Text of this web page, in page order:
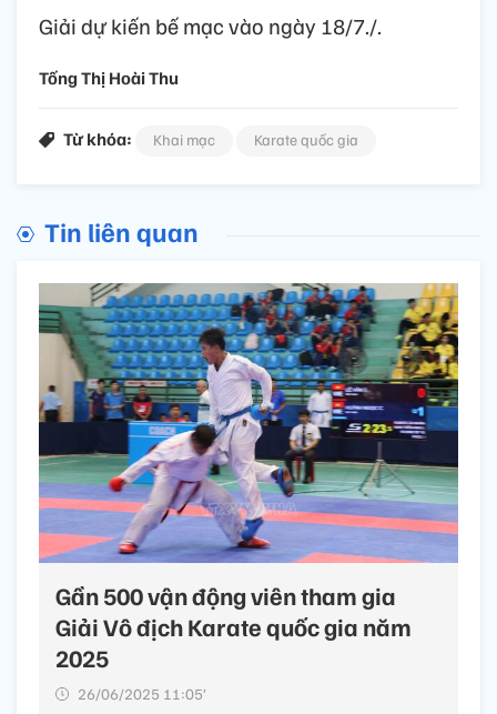
Giải dự kiến bế mạc vào ngày 18/7./.
Tống Thị Hoài Thu
Từ khóa: Khai mạc Karate quốc gia
Tin liên quan
Gần 500 vận động viên tham gia
Giải Vô địch Karate quốc gia năm
2025
26/06/2025 11:05’